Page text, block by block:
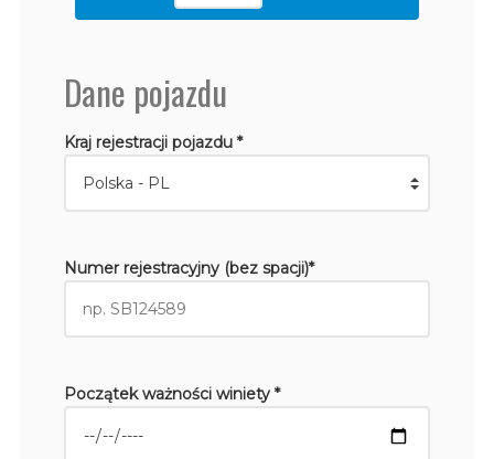
Dane pojazdu
Kraj rejestracji pojazdu *
Numer rejestracyjny (bez spacji)*
Początek ważności winiety *